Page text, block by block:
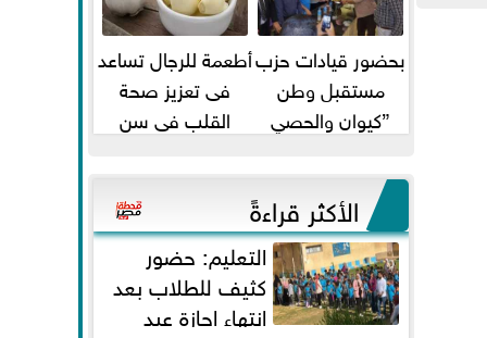
بحضور قيادات حزب
مستقبل وطن
”كيوان والحصي
وعيسي” أمانه كفر...
أطعمة للرجال تساعد
فى تعزيز صحة
القلب فى سن
الأكثر قراءةً
التعليم: حضور
كثيف للطلاب بعد
انتهاء إجازة عيد